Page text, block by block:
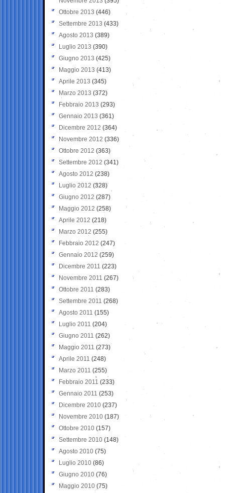
Ottobre 2013 (446)
Settembre 2013 (433)
Agosto 2013 (389)
Luglio 2013 (390)
Giugno 2013 (425)
Maggio 2013 (413)
Aprile 2013 (345)
Marzo 2013 (372)
Febbraio 2013 (293)
Gennaio 2013 (361)
Dicembre 2012 (364)
Novembre 2012 (336)
Ottobre 2012 (363)
Settembre 2012 (341)
Agosto 2012 (238)
Luglio 2012 (328)
Giugno 2012 (287)
Maggio 2012 (258)
Aprile 2012 (218)
Marzo 2012 (255)
Febbraio 2012 (247)
Gennaio 2012 (259)
Dicembre 2011 (223)
Novembre 2011 (267)
Ottobre 2011 (283)
Settembre 2011 (268)
Agosto 2011 (155)
Luglio 2011 (204)
Giugno 2011 (262)
Maggio 2011 (273)
Aprile 2011 (248)
Marzo 2011 (255)
Febbraio 2011 (233)
Gennaio 2011 (253)
Dicembre 2010 (237)
Novembre 2010 (187)
Ottobre 2010 (157)
Settembre 2010 (148)
Agosto 2010 (75)
Luglio 2010 (86)
Giugno 2010 (76)
Maggio 2010 (75)